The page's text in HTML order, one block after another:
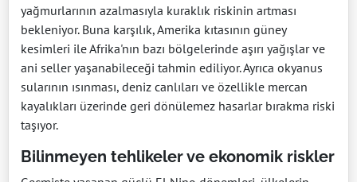
yağmurlarının azalmasıyla kuraklık riskinin artması
bekleniyor. Buna karşılık, Amerika kıtasının güney
kesimleri ile Afrika'nın bazı bölgelerinde aşırı yağışlar ve
ani seller yaşanabileceği tahmin ediliyor. Ayrıca okyanus
sularının ısınması, deniz canlıları ve özellikle mercan
kayalıkları üzerinde geri dönülemez hasarlar bırakma riski
taşıyor.
Bilinmeyen tehlikeler ve ekonomik riskler